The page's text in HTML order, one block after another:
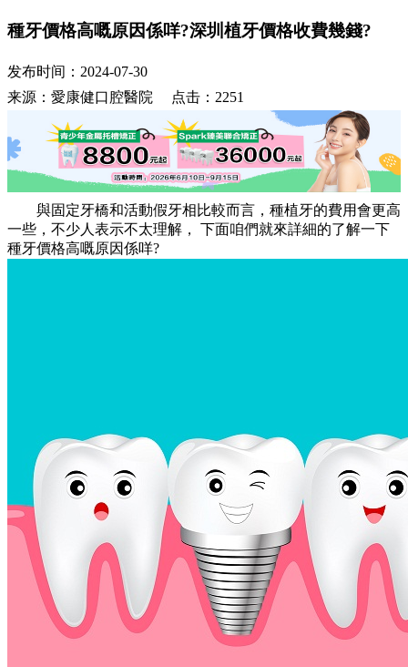
種牙價格高嘅原因係咩?深圳植牙價格收費幾錢?
发布时间：2024-07-30
来源：愛康健口腔醫院 点击：2251
與固定牙橋和活動假牙相比較而言，種植牙的費用會更高
一些，不少人表示不太理解， 下面咱們就來詳細的了解一下
種牙價格高嘅原因係咩?